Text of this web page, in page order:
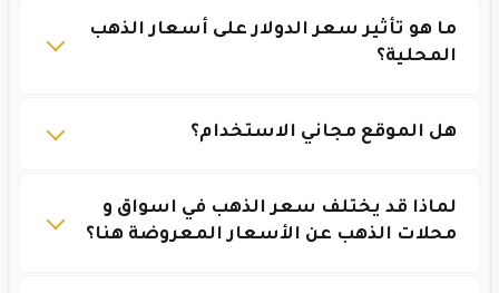
ما هو تأثير سعر الدولار على أسعار الذهب
المحلية؟
هل الموقع مجاني الاستخدام؟
لماذا قد يختلف سعر الذهب في اسواق و
محلات الذهب عن الأسعار المعروضة هنا؟